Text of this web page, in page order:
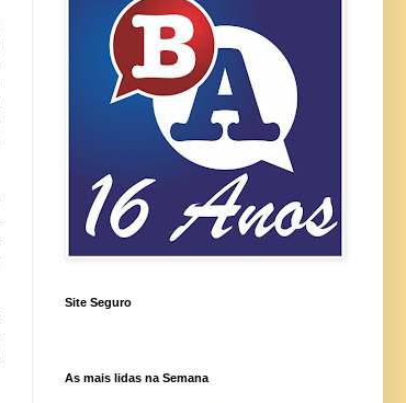
Site Seguro
As mais lidas na Semana